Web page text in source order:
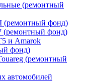
(ремонтный
(ремонтный фонд)
(ремонтный фонд)
и Amarok
фонд)
(ремонтный
автомобилей